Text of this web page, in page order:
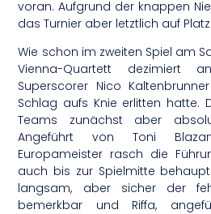
voran. Aufgrund der knappen
das Turnier aber letztlich auf
Wie schon im zweiten Spiel am
Vienna-Quartett dezimiert
Superscorer Nico
Schlag aufs Knie erlitten hatte.
Teams zunächst aber
Angeführt von Toni
Europameister rasch die
auch bis zur Spielmitte
langsam, aber sicher der
bemerkbar und Riffa,